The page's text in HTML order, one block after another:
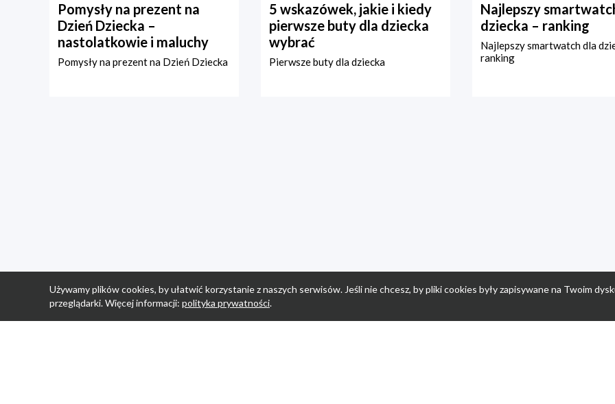
Pomysły na prezent na
Dzień Dziecka –
nastolatkowie i maluchy
Pomysły na prezent na Dzień Dziecka
5 wskazówek, jakie i kiedy
pierwsze buty dla dziecka
wybrać
Pierwsze buty dla dziecka
Najlepszy
dziecka – ranking
Najlepszy smartwatch dla
ranking
Używamy plików cookies, by ułatwić korzystanie z naszych serwisów. Jeśli nie chcesz, by pliki cookies były zapisywane na Twoim
przeglądarki. Więcej informacji: polityka prywatności.